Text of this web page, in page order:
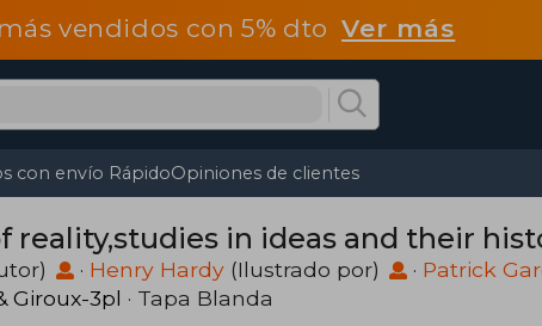
vendidos con 5% dtoVer más
con envío RápidoOpiniones de clientes
reality,studies in ideas and their
· Henry Hardy (Ilustrado por) · Patrick
Giroux-3pl · Tapa Blanda